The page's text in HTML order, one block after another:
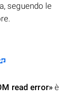
seguendo le
read error» è